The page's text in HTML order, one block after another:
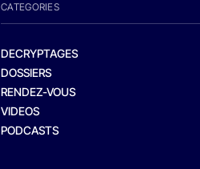
CATEGORIES
DECRYPTAGES
DOSSIERS
RENDEZ-VOUS
VIDEOS
PODCASTS